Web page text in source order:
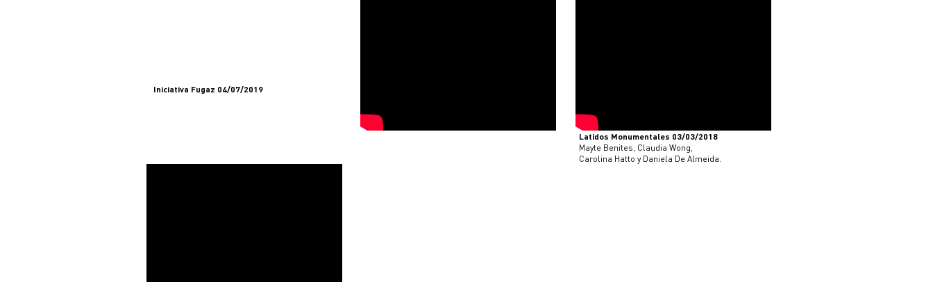
Iniciativa Fugaz 04/07/2019
Mayte Benites, Claudia Wong,
Carolina Hatto y Daniela De Almeida.
Latidos Monumentales 03/03/2018
Mayte Benites, Claudia Wong,
Carolina Hatto y Daniela De Almeida.